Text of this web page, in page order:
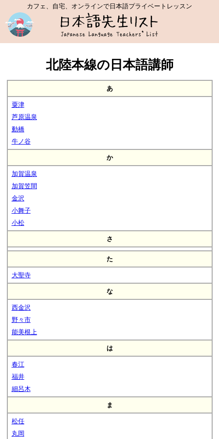
カフェ、自宅、オンラインで日本語プライベートレッスン
北陸本線の日本語講師
あ
粟津
芦原温泉
動橋
牛ノ谷
か
加賀温泉
加賀笠間
金沢
小舞子
小松
さ
た
大聖寺
な
西金沢
野々市
能美根上
は
春江
福井
細呂木
ま
松任
丸岡